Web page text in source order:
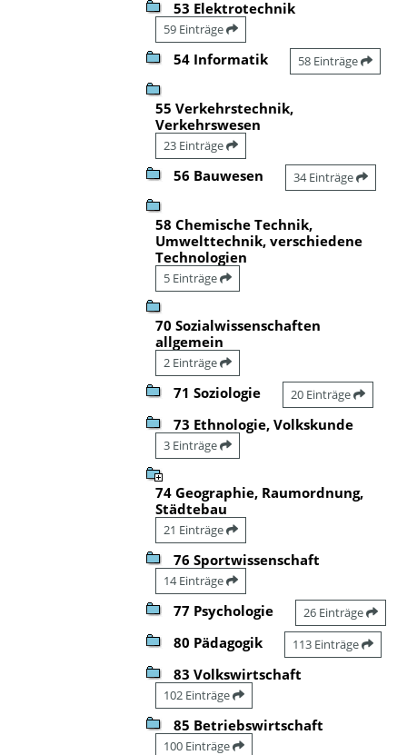
53 Elektrotechnik
59 Einträge
54 Informatik 58 Einträge
55 Verkehrstechnik,
Verkehrswesen
23 Einträge
56 Bauwesen 34 Einträge
58 Chemische Technik,
Umwelttechnik, verschiedene
Technologien
5 Einträge
70 Sozialwissenschaften
allgemein
2 Einträge
71 Soziologie 20 Einträge
73 Ethnologie, Volkskunde
3 Einträge
74 Geographie, Raumordnung,
Städtebau
21 Einträge
76 Sportwissenschaft
14 Einträge
77 Psychologie 26 Einträge
80 Pädagogik 113 Einträge
83 Volkswirtschaft
102 Einträge
85 Betriebswirtschaft
100 Einträge